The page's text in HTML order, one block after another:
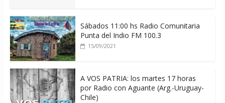
Sábados 11:00 hs Radio Comunitaria
Punta del Indio FM 100.3
15/09/2021
A VOS PATRIA: los martes 17 horas
por Radio con Aguante (Arg.-Uruguay-
Chile)